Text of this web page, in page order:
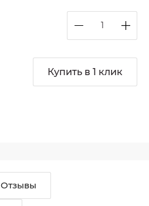
Купить в 1 клик
Отзывы